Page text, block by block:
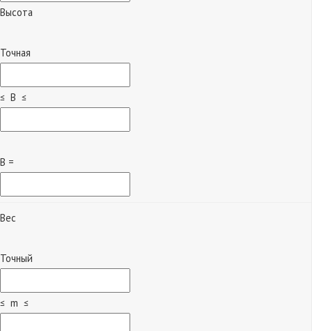
Высота
Точная
≤ B ≤
B =
Вес
Точный
≤ m ≤